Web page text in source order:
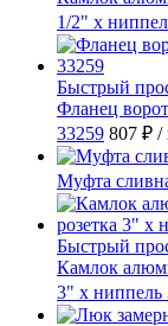
1/2" х
Быстрый
Фланец
33259 807 ₽ /
Муфта
Быстрый
Камлок
3" х ниппель